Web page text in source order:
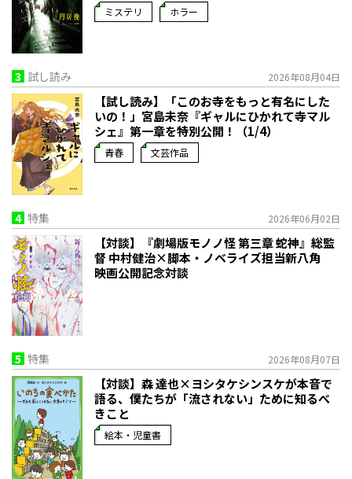
ミステリ ホラー
3 試し読み 2026年08月04日
【試し読み】「このお寺をもっと有名にした
いの！」宮島未奈『ギャルにひかれて寺マル
シェ』第一章を特別公開！（1/4）
青春 文芸作品
4 特集 2026年06月02日
【対談】『劇場版モノノ怪 第三章 蛇神』総監
督 中村健治×脚本・ノベライズ担当新八角
映画公開記念対談
5 特集 2026年08月07日
【対談】森 達也×ヨシタケシンスケが本音で
語る、僕たちが「流されない」ために知るべ
きこと
絵本・児童書